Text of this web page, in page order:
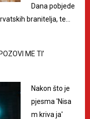
Dana pobjede
branitelja, te…
ME TI’
Nakon što je
pjesma 'Nisa
m kriva ja'